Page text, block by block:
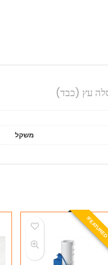
עץ (כבד)
משקל
E
A
T
U
R
E
D